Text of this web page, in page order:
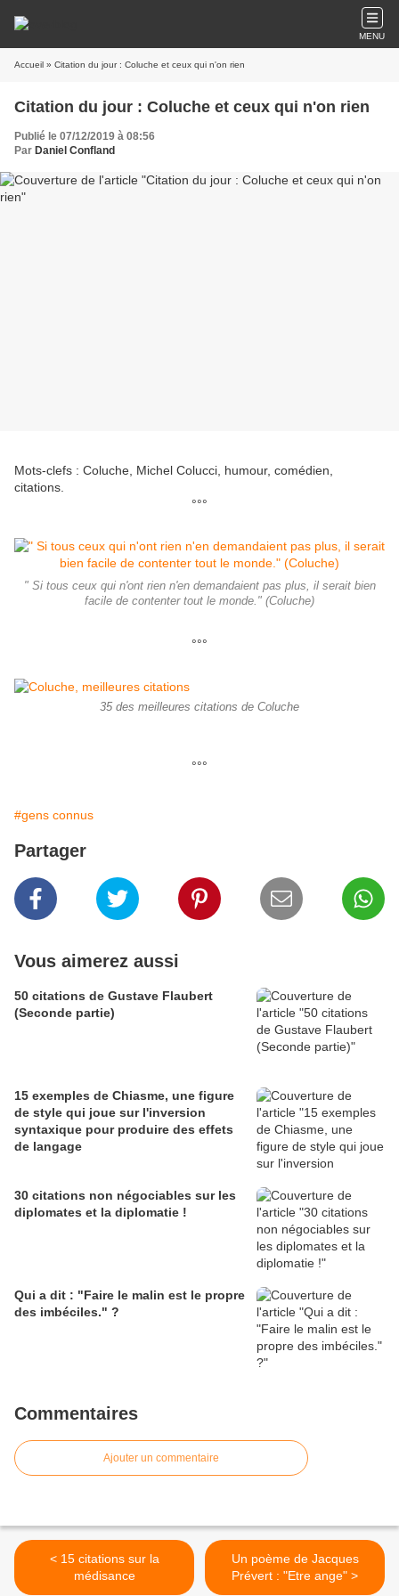
MENU
Accueil » Citation du jour : Coluche et ceux qui n'on rien
Citation du jour : Coluche et ceux qui n'on rien
Publié le 07/12/2019 à 08:56
Par Daniel Confland
Mots-clefs : Coluche, Michel Colucci, humour, comédien,
citations.
°°°
" Si tous ceux qui n'ont rien n'en demandaient pas plus, il serait bien
facile de contenter tout le monde." (Coluche)
°°°
35 des meilleures citations de Coluche
°°°
#gens connus
Partager
Vous aimerez aussi
50 citations de Gustave Flaubert
(Seconde partie)
15 exemples de Chiasme, une figure
de style qui joue sur l'inversion
syntaxique pour produire des effets
de langage
30 citations non négociables sur les
diplomates et la diplomatie !
Qui a dit : "Faire le malin est le propre
des imbéciles." ?
Commentaires
Ajouter un commentaire
< 15 citations sur la
médisance
Un poème de Jacques
Prévert : "Etre ange" >